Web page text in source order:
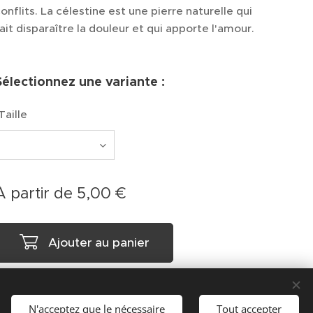
La célestine est une pierre naturelle qui
disparaître la douleur et qui apporte l'amour.
une variante :
partir de 5,00 €
Ajouter au panier
N'acceptez que le nécessaire Tout accepter